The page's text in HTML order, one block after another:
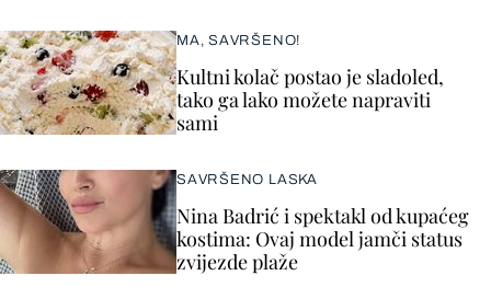
MA, SAVRŠENO!
Kultni kolač postao je sladoled,
tako ga lako možete napraviti
sami
SAVRŠENO LASKA
Nina Badrić i spektakl od kupaćeg
kostima: Ovaj model jamči status
zvijezde plaže